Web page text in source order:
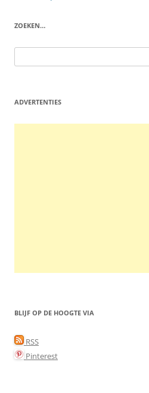
ZOEKEN…
for:
ADVERTENTIES
BLIJF OP DE HOOGTE VIA
RSS
Pinterest